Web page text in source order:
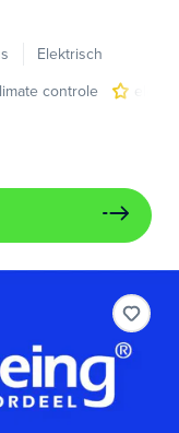
Elektrisch
controle